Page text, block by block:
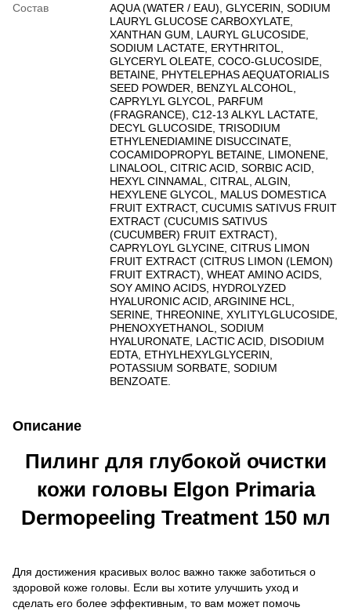
Состав
AQUA (WATER / EAU), GLYCERIN, SODIUM
LAURYL GLUCOSE CARBOXYLATE,
XANTHAN GUM, LAURYL GLUCOSIDE,
SODIUM LACTATE, ERYTHRITOL,
GLYCERYL OLEATE, COCO-GLUCOSIDE,
BETAINE, PHYTELEPHAS AEQUATORIALIS
SEED POWDER, BENZYL ALCOHOL,
CAPRYLYL GLYCOL, PARFUM
(FRAGRANCE), C12-13 ALKYL LACTATE,
DECYL GLUCOSIDE, TRISODIUM
ETHYLENEDIAMINE DISUCCINATE,
COCAMIDOPROPYL BETAINE, LIMONENE,
LINALOOL, CITRIC ACID, SORBIC ACID,
HEXYL CINNAMAL, CITRAL, ALGIN,
HEXYLENE GLYCOL, MALUS DOMESTICA
FRUIT EXTRACT, CUCUMIS SATIVUS FRUIT
EXTRACT (CUCUMIS SATIVUS
(CUCUMBER) FRUIT EXTRACT),
CAPRYLOYL GLYCINE, CITRUS LIMON
FRUIT EXTRACT (CITRUS LIMON (LEMON)
FRUIT EXTRACT), WHEAT AMINO ACIDS,
SOY AMINO ACIDS, HYDROLYZED
HYALURONIC ACID, ARGININE HCL,
SERINE, THREONINE, XYLITYLGLUCOSIDE,
PHENOXYETHANOL, SODIUM
HYALURONATE, LACTIC ACID, DISODIUM
EDTA, ETHYLHEXYLGLYCERIN,
POTASSIUM SORBATE, SODIUM
BENZOATE.
Описание
Пилинг для глубокой очистки
кожи головы Elgon Primaria
Dermopeeling Treatment 150 мл
Для достижения красивых волос важно также заботиться о
здоровой коже головы. Если вы хотите улучшить уход и
сделать его более эффективным, то вам может помочь